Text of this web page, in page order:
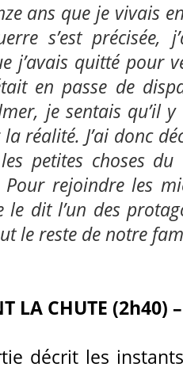
ans que je vivais
s’est
j’avais quitté pour
en passe de
je sentais qu’il
réalité. J’ai donc
petites choses
Pour rejoindre les
le dit l’un des
le reste de notre
LA CHUTE
décrit les